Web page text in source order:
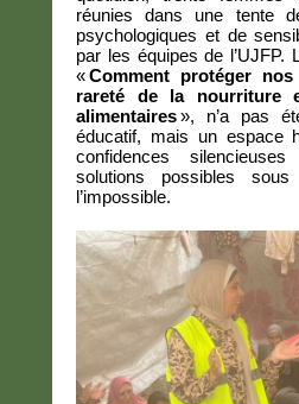
réunies dans une tente
psychologiques et de
par les équipes de l’UJFP.
«Comment protéger
rareté de la nourriture
alimentaires», n’a pas
éducatif, mais un espace
confidences
solutions possibles
l’impossible.